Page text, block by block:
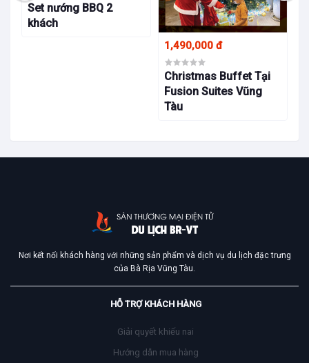
Set nướng BBQ 2
khách
1,490,000 đ
Christmas Buffet Tại
Fusion Suites Vũng
Tàu
Nơi kết nối khách hàng với những sản phẩm và dịch vụ du lịch đặc trưng
của Bà Rịa Vũng Tàu.
HỖ TRỢ KHÁCH HÀNG
Giải quyết khiếu nai
Hướng dẫn mua hàng